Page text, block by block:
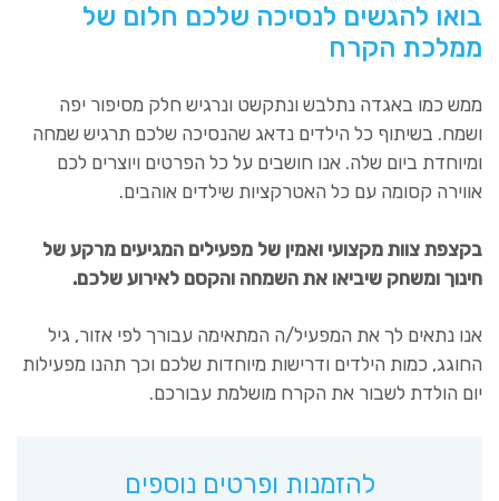
בואו להגשים לנסיכה שלכם חלום של
ממלכת הקרח
ממש כמו באגדה נתלבש ונתקשט ונרגיש חלק מסיפור יפה
ושמח. בשיתוף כל הילדים נדאג שהנסיכה שלכם תרגיש שמחה
ומיוחדת ביום שלה. אנו חושבים על כל הפרטים ויוצרים לכם
אווירה קסומה עם כל האטרקציות שילדים אוהבים.
בקצפת צוות מקצועי ואמין של מפעילים המגיעים מרקע של
חינוך ומשחק שיביאו את השמחה והקסם לאירוע שלכם.
אנו נתאים לך את המפעיל/ה המתאימה עבורך לפי אזור, גיל
החוגג, כמות הילדים ודרישות מיוחדות שלכם וכך תהנו מפעילות
יום הולדת לשבור את הקרח מושלמת עבורכם.
להזמנות ופרטים נוספים